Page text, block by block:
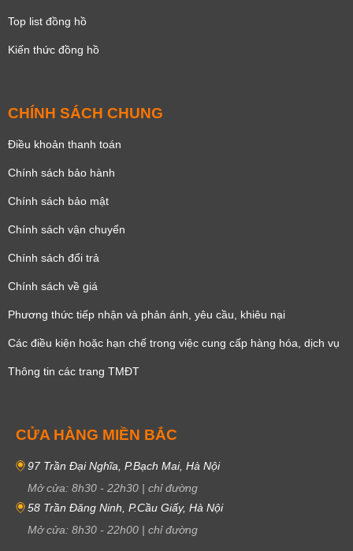
Top list đồng hồ
Kiến thức đồng hồ
CHÍNH SÁCH CHUNG
Điều khoản thanh toán
Chính sách bảo hành
Chính sách bảo mật
Chính sách vận chuyển
Chính sách đổi trả
Chính sách về giá
Phương thức tiếp nhận và phản ánh, yêu cầu, khiêu nại
Các điều kiện hoặc hạn chế trong việc cung cấp hàng hóa, dịch vụ
Thông tin các trang TMĐT
CỬA HÀNG MIỀN BẮC
97 Trần Đại Nghĩa, P.Bạch Mai, Hà Nội
Mở cửa: 8h30 - 22h30 | chỉ đường
58 Trần Đăng Ninh, P.Cầu Giấy, Hà Nội
Mở cửa: 8h30 - 22h00 | chỉ đường